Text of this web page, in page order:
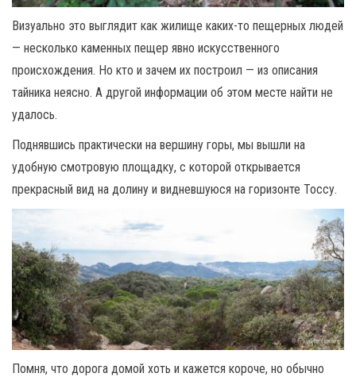
Визуально это выглядит как жилище каких-то пещерных людей
— несколько каменных пещер явно искусственного
происхождения. Но кто и зачем их построил — из описания
тайника неясно. А другой информации об этом месте найти не
удалось.
Поднявшись практически на вершину горы, мы вышли на
удобную смотровую площадку, с которой открывается
прекрасный вид на долину и видневшуюся на горизонте Тоссу.
Помня, что дорога домой хоть и кажется короче, но обычно